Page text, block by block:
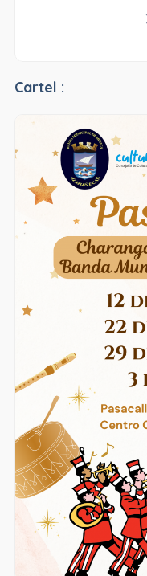
Cartel :